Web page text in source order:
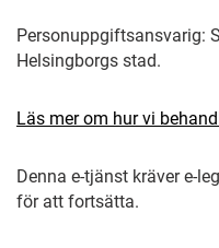
Personuppgiftsansvarig:
Helsingborgs stad.
Läs mer om hur vi
Denna e-tjänst kräver e-
för att fortsätta.